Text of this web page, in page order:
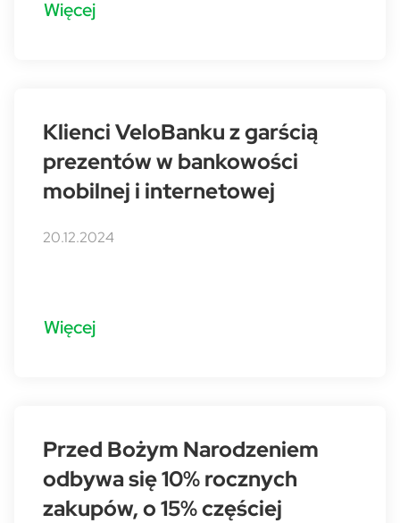
Więcej
Klienci VeloBanku z garścią
prezentów w bankowości
mobilnej i internetowej
20.12.2024
Więcej
Przed Bożym Narodzeniem
odbywa się 10% rocznych
zakupów, o 15% częściej